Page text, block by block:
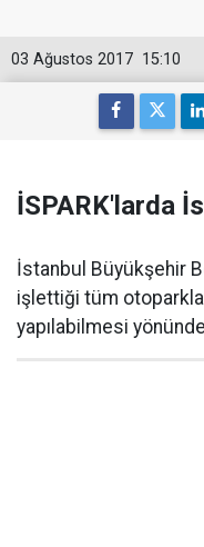
15:10
03 Ağustos 2017
İSPARK'larda
İstanbul Büyükşehir
işlettiği tüm
yapılabilmesi